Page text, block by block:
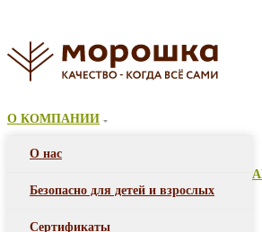
О КОМПАНИИ
О нас
Безопасно для детей и взрослых
Сертификаты